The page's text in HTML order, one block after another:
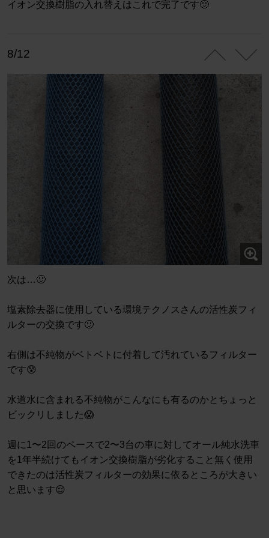
イオン交換樹脂の入れ替えはこれで完了です🙂
8/12
次は…🙂
塩素除去器に使用している環境テクノスさんの活性炭フィ
ルターの交換です🙂
右側は不純物がベトベトに付着して汚れているフィルター
です😰
水道水に含まれる不純物がこんなにも有るのかとちょっと
ビックリしました😱
週に1〜2回のペースで2〜3台の車に対してオール純水洗車
を1年半続けてもイオン交換樹脂が劣化すること無く使用
できたのは活性炭フィルターの効果に依るところが大きい
と思います😌